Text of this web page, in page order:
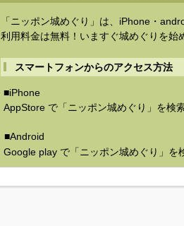
「ニッポン城めぐり」は、iPhone・
利用料金は無料！いますぐ城めぐりを始
スマートフォンからのアクセス方法
■iPhone
AppStore で「ニッポン城めぐり」を検索
■Android
Google play で「ニッポン城めぐり」を